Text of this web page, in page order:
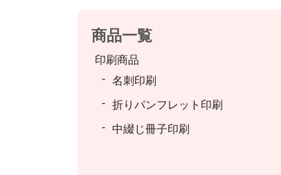
商品一覧
印刷商品
名刺印刷
折りパンフレット印刷
中綴じ冊子印刷